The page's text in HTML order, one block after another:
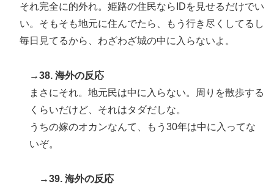
それ完全に的外れ。姫路の住民ならIDを見せるだけでい
い。そもそも地元に住んでたら、もう行き尽くしてるし
毎日見てるから、わざわざ城の中に入らないよ。
→38. 海外の反応
まさにそれ。地元民は中に入らない。周りを散歩する
くらいだけど、それはタダだしな。
うちの嫁のオカンなんて、もう30年は中に入ってな
いぞ。
→39. 海外の反応